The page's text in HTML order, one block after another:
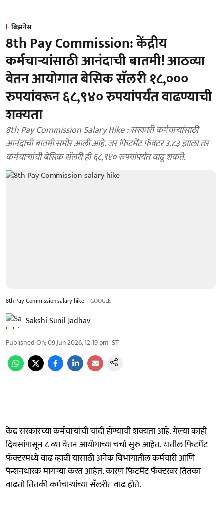
बिझनेस
8th Pay Commission: केंद्रीय
कर्मचाऱ्यांसाठी आनंदाची बातमी! आठव्या
वेतन आयोगात बेसिक सॅलरी १८,०००
रुपयांवरून ६८,९४० रुपयांपर्यंत वाढण्याची
शक्यता
8th Pay Commission Salary Hike : सरकारी कर्मचाऱ्यांसाठी
आनंदाची बातमी समोर आली आहे. जर फिटमेंट फॅक्टर ३.८३ झाला तर
कर्मचाऱ्यांची बेसिक सॅलरी ही ६८,९४० रुपयांपर्यंत वाढू शकते.
8th Pay Commission salary hike GOOGLE
Sakshi Sunil Jadhav
Published On:09 Jun 2026, 12:19 pm IST
केंद्र सरकारच्या कर्मचाऱ्यांची चांदी होण्याची शक्यता आहे. गेल्या काही
दिवसांपासून ८ व्या वेतन आयोगाच्या चर्चा सुरु आहेत. यातील फिटमेंट
फॅक्टरमध्ये वाढ व्हावी यासाठी अनेक विभागातील कर्मचारी आणि
पेन्शनधारक मागण्या करत आहेत. कारण फिटमेंट फॅक्टरवर तितका
वाढतो तितकी कर्मचाऱ्यांच्या सॅलरीत वाढ होते.